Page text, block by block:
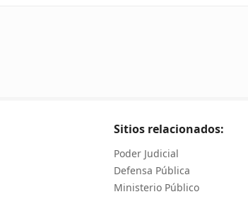
Sitios relacionados:
Poder Judicial
Defensa Pública
Ministerio Público